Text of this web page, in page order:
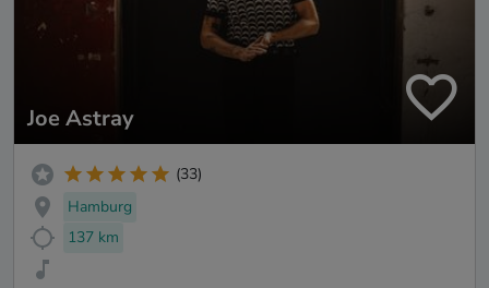
Joe Astray
(33)
Hamburg
137 km